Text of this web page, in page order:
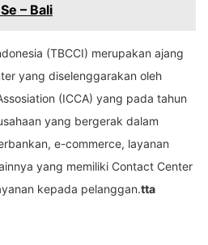
– Bali
(TBCCI) merupakan ajang
yang diselenggarakan oleh
(ICCA) yang pada tahun
yang bergerak dalam
e-commerce, layanan
yang memiliki Contact Center
kepada pelanggan.tta